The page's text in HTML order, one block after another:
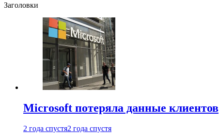
Заголовки
Microsoft потеряла данные клиентов
2 года спустя2 года спустя